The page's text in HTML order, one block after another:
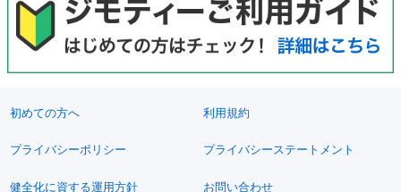
初めての方へ 利用規約
プライバシーポリシー プライバシーステートメント
健全化に資する運用方針 お問い合わせ